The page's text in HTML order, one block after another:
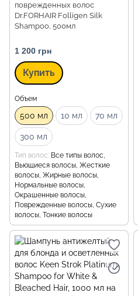
поврежденных волос
Dr.FORHAIR Folligen Silk
Shampoo, 500мл
1 200 грн
Купить
Объем
500 мл 10 мл 70 мл
300 мл
Тип волос Все типы волос,
Вьющиеся волосы, Жесткие
волосы, Жирные волосы,
Нормальные волосы,
Окрашенные волосы,
Поврежденные волосы, Сухие
волосы, Тонкие волосы